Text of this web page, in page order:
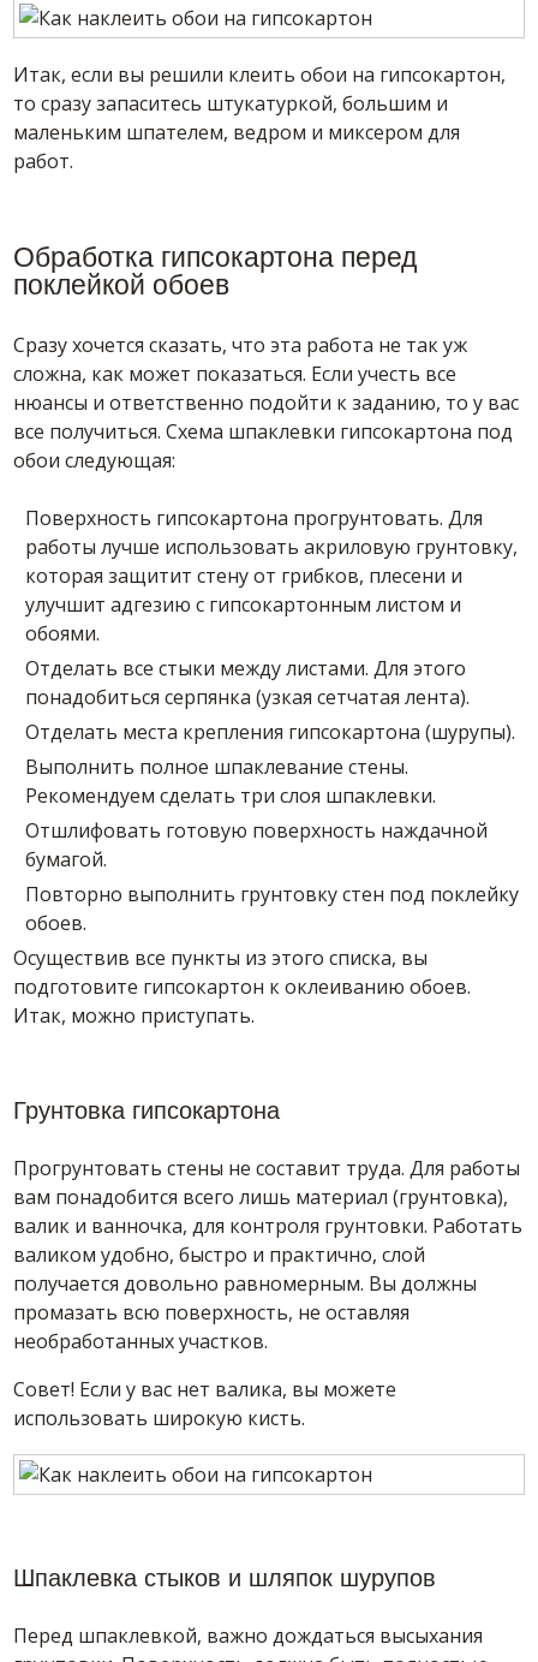
Итак, если вы решили клеить обои на гипсокартон,
то сразу запаситесь штукатуркой, большим и
маленьким шпателем, ведром и миксером для
работ.
Обработка гипсокартона перед
поклейкой обоев
Сразу хочется сказать, что эта работа не так уж
сложна, как может показаться. Если учесть все
нюансы и ответственно подойти к заданию, то у вас
все получиться. Схема шпаклевки гипсокартона под
обои следующая:
Поверхность гипсокартона прогрунтовать. Для
работы лучше использовать акриловую грунтовку,
которая защитит стену от грибков, плесени и
улучшит адгезию с гипсокартонным листом и
обоями.
Отделать все стыки между листами. Для этого
понадобиться серпянка (узкая сетчатая лента).
Отделать места крепления гипсокартона (шурупы).
Выполнить полное шпаклевание стены.
Рекомендуем сделать три слоя шпаклевки.
Отшлифовать готовую поверхность наждачной
бумагой.
Повторно выполнить грунтовку стен под поклейку
обоев.
Осуществив все пункты из этого списка, вы
подготовите гипсокартон к оклеиванию обоев.
Итак, можно приступать.
Грунтовка гипсокартона
Прогрунтовать стены не составит труда. Для работы
вам понадобится всего лишь материал (грунтовка),
валик и ванночка, для контроля грунтовки. Работать
валиком удобно, быстро и практично, слой
получается довольно равномерным. Вы должны
промазать всю поверхность, не оставляя
необработанных участков.
Совет! Если у вас нет валика, вы можете
использовать широкую кисть.
Шпаклевка стыков и шляпок шурупов
Перед шпаклевкой, важно дождаться высыхания